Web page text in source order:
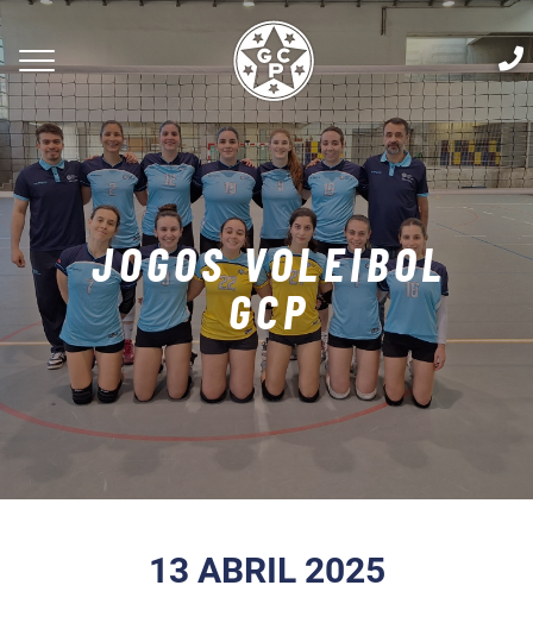
JOGOS VOLEIBOL
GCP
13 ABRIL 2025